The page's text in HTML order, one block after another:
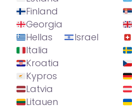
Finland
Georgia
Hellas
Israel
Italia
Kroatia
Kypros
Latvia
Litauen